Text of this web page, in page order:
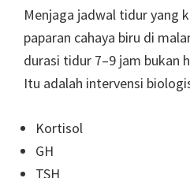
Menjaga jadwal tidur yang
paparan cahaya biru di
durasi tidur 7–9 jam bukan
Itu adalah intervensi
Kortisol
GH
TSH